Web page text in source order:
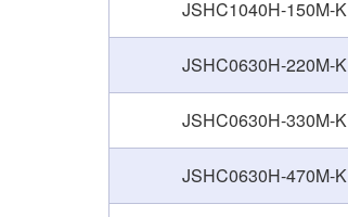
JSHC1040H-150M-K
JSHC0630H-220M-K
JSHC0630H-330M-K
JSHC0630H-470M-K